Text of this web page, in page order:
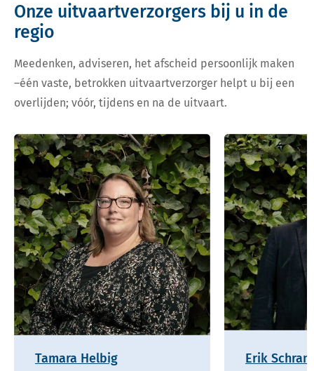
Onze uitvaartverzorgers bij u in de
regio
Meedenken, adviseren, het afscheid persoonlijk maken
–één vaste, betrokken uitvaartverzorger helpt u bij een
overlijden; vóór, tijdens en na de uitvaart.
Tamara Helbig Erik